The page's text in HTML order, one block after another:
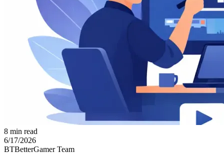
8 min read
6/17/2026
BTBetterGamer Team